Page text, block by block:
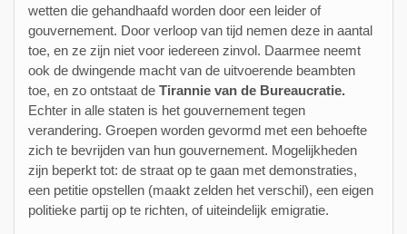
wetten die gehandhaafd worden door een leider of
gouvernement. Door verloop van tijd nemen deze in aantal
toe, en ze zijn niet voor iedereen zinvol. Daarmee neemt
ook de dwingende macht van de uitvoerende beambten
toe, en zo ontstaat de Tirannie van de Bureaucratie.
Echter in alle staten is het gouvernement tegen
verandering. Groepen worden gevormd met een behoefte
zich te bevrijden van hun gouvernement. Mogelijkheden
zijn beperkt tot: de straat op te gaan met demonstraties,
een petitie opstellen (maakt zelden het verschil), een eigen
politieke partij op te richten, of uiteindelijk emigratie.